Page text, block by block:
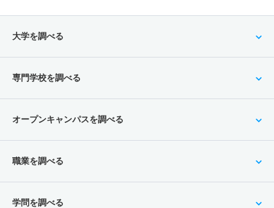
大学を調べる
専門学校を調べる
オープンキャンパスを調べる
職業を調べる
学問を調べる